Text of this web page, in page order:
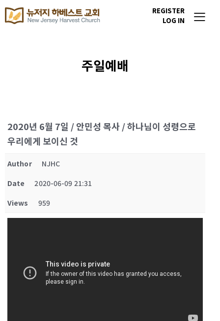
REGISTER
LOG IN
주일예배
2020년 6월 7일 / 안민성 목사 / 하나님이 성령으로
우리에게 보이신 것
Author
NJHC
Date
2020-06-09 21:31
Views
959